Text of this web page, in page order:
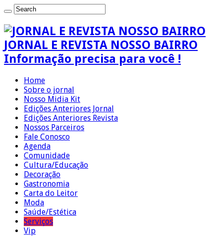
JORNAL E REVISTA NOSSO BAIRRO
Informação precisa para você !
Home
Sobre o jornal
Nosso Midia Kit
Edições Anteriores Jornal
Edições Anteriores Revista
Nossos Parceiros
Fale Conosco
Agenda
Comunidade
Cultura/Educação
Decoração
Gastronomia
Carta do Leitor
Moda
Saúde/Estética
Serviços
Vip